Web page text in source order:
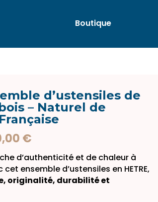
Boutique
d’ustensiles de
– Naturel de
€
prix :
18,00 €
à
d’authenticité et de chaleur à
ensemble d’ustensiles en HETRE,
originalité, durabilité et